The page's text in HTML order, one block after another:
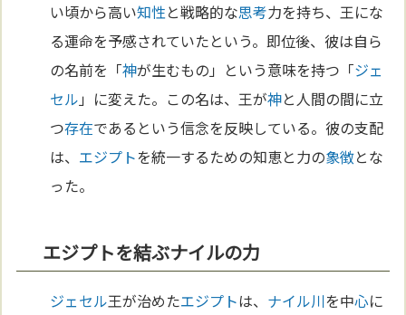
い頃から高い知性と戦略的な思考力を持ち、王にな
る運命を予感されていたという。即位後、彼は自ら
の名前を「神が生むもの」という意味を持つ「ジェ
セル 」に変えた。この名は、王が神と人間の間に立
つ存在であるという信念を反映している。彼の支配
は、 エジプトを統一するための知恵と力の象徴とな
った。
エジプトを結ぶナイルの力
ジェセル王が治めたエジプトは、 ナイル川を中心に